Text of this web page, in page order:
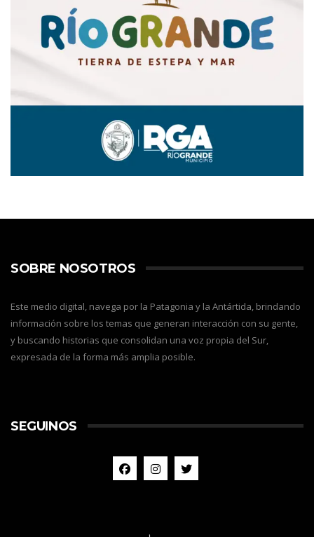
SOBRE NOSOTROS
Este medio digital, navega por la Patagonia y la Antártida, brindando
información sobre los temas que generan interacción con su gente,
y buscando historias que consolidan una voz propia del Sur,
expresada de la forma más amplia posible.
SEGUINOS